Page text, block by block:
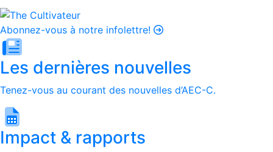
Abonnez-vous à notre infolettre!
Les dernières nouvelles
Tenez-vous au courant des nouvelles d’AEC-C.
Impact & rapports